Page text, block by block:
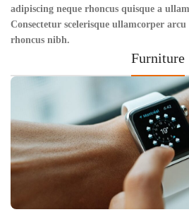
adipiscing neque rhoncus quisque a
Consectetur scelerisque ullamcorper arcu
rhoncus nibh.
Furniture